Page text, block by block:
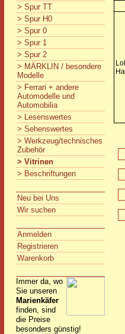
> Spur TT
> Spur H0
> Spur 0
> Spur 1
> Spur 2
> MÄRKLIN / besondere
Modelle
> Ferrari + andere
Automodelle und
Automobilia
> Lesenswertes
> Sehenswertes
> Werkzeug/technisches
Zubehör
> Vitrinen
> Beschriftungen
Neu bei Uns
Wir suchen
Anmelden
Registrieren
Warenkorb
Immer da, wo
Sie unseren
Marienkäfer
finden, sind
die Preise
besonders günstig!